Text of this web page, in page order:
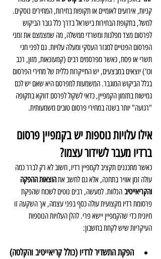
קניות, אירועים לאומיים או תקופות בחירות, המחירים נוסקים.
למשל, בתקופת הבחירות בישראל בדרך כלל גובר הביקוש
לפרסום מצד מפלגות ומשרדי ממשלה, מה שמצמצם את זמני
הפרסום הפנויים למגזר העסקי ומעלה עלויות. גם לפני חגי
תשרי או פסח, כאשר מפרסמים רבים (קמעונאות, מזון, רכב
וכו') יוצאים במבצעים, יש התייקרות כללית של מחירי הפרסום
בגלל הביקוש המוגבר. המשמעות למפרסם היא שאם יש לכם
גמישות בתזמון הקמפיין, כדאי לשקול לפרסם דווקא בתקופה
"רגועה" יותר בשנה במחירי פרסום טובים משמעותית.
אילו עלויות נוספות יש בקמפיין פרסום
ברדיו מעבר לשידור עצמו?
כאשר מתכננים תקציב לקמפיין רדיו, חשוב לא רק לברר כמה
עולה זמן אוויר בתחנה, אלא גם לחשב את הוצאות ההפקה
והקריאייטיב הנלוות. למעשה, רבים נוטים לשכוח שהפקת
פרסומת רדיו מקצועית עולה כסף בפני עצמה, אך השקעה זו
חיונית כדי שהקמפיין יישא פרי. להלן העלויות הנוספות
העיקריות שיש לקחת בחשבון:
הפקת התשדיר לרדיו (כולל קריאייטיב והקלטה)